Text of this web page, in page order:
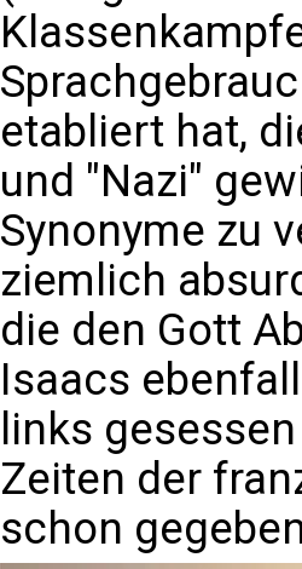
etabliert hat,
und "Nazi"
Synonyme zu
ziemlich
die den Gott
Isaacs
links
Zeiten der
schon